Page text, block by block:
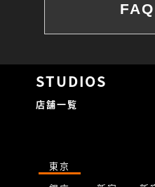
STUDIOS
店舗一覧
東京